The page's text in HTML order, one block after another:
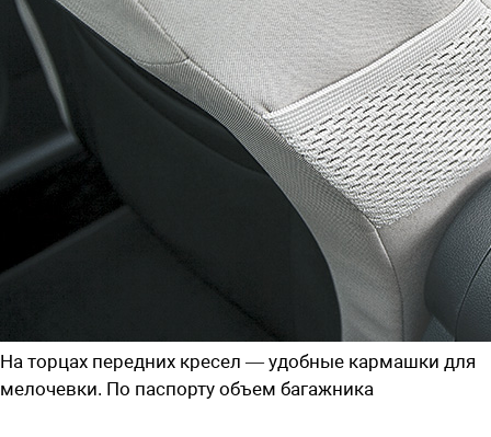
На торцах передних кресел — удобные кармашки для
мелочевки. По паспорту объем багажника